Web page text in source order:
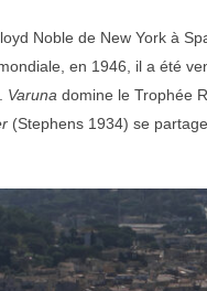
Noble de New York à
en 1946, il a été
Varuna domine le Trophée
(Stephens 1934) se